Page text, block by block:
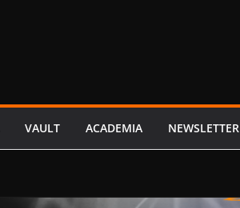
VAULT ACADEMIA NEWSLETTER